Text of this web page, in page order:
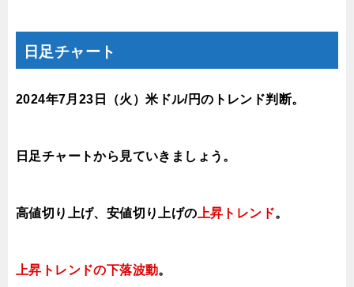
日足チャート
2024年7月23日 （火）米ドル/円のトレンド判断。
日足チャートから見ていきましょう。
高値切り上げ、安値切り上げの 上昇トレンド。
上昇トレンドの下落波動。